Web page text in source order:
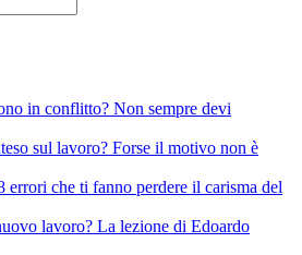
in conflitto? Non sempre devi
sul lavoro? Forse il motivo non è
errori che ti fanno perdere il carisma del
lavoro? La lezione di Edoardo